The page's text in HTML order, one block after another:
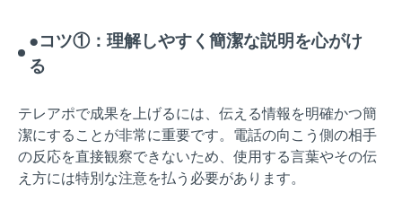
●コツ①：理解しやすく簡潔な説明を心がけ
る
テレアポで成果を上げるには、伝える情報を明確かつ簡
潔にすることが非常に重要です。電話の向こう側の相手
の反応を直接観察できないため、使用する言葉やその伝
え方には特別な注意を払う必要があります。